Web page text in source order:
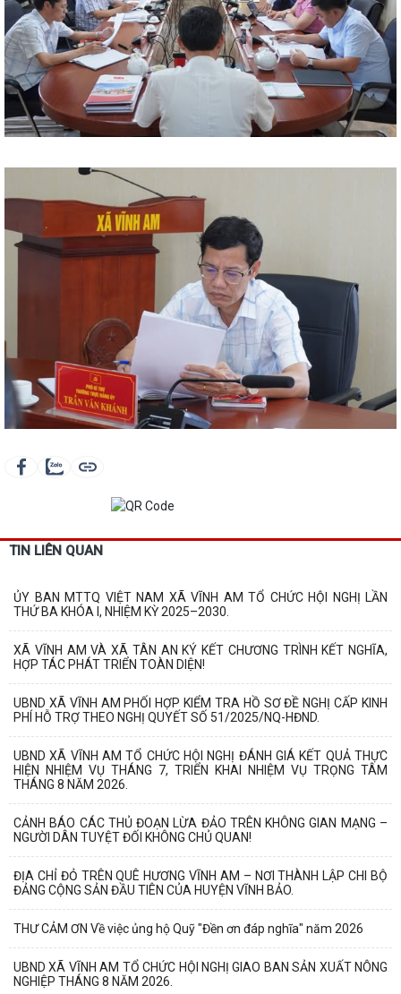
TIN LIÊN QUAN
ỦY BAN MTTQ VIỆT NAM XÃ VĨNH AM TỔ CHỨC HỘI NGHỊ LẦN
THỨ BA KHÓA I, NHIỆM KỲ 2025–2030.
XÃ VĨNH AM VÀ XÃ TÂN AN KÝ KẾT CHƯƠNG TRÌNH KẾT NGHĨA,
HỢP TÁC PHÁT TRIỂN TOÀN DIỆN!
UBND XÃ VĨNH AM PHỐI HỢP KIỂM TRA HỒ SƠ ĐỀ NGHỊ CẤP KINH
PHÍ HỖ TRỢ THEO NGHỊ QUYẾT SỐ 51/2025/NQ-HĐND.
UBND XÃ VĨNH AM TỔ CHỨC HỘI NGHỊ ĐÁNH GIÁ KẾT QUẢ THỰC
HIỆN NHIỆM VỤ THÁNG 7, TRIỂN KHAI NHIỆM VỤ TRỌNG TÂM
THÁNG 8 NĂM 2026.
CẢNH BÁO CÁC THỦ ĐOẠN LỪA ĐẢO TRÊN KHÔNG GIAN MẠNG –
NGƯỜI DÂN TUYỆT ĐỐI KHÔNG CHỦ QUAN!
ĐỊA CHỈ ĐỎ TRÊN QUÊ HƯƠNG VĨNH AM – NƠI THÀNH LẬP CHI BỘ
ĐẢNG CỘNG SẢN ĐẦU TIÊN CỦA HUYỆN VĨNH BẢO.
THƯ CẢM ƠN Về việc ủng hộ Quỹ "Đền ơn đáp nghĩa" năm 2026
UBND XÃ VĨNH AM TỔ CHỨC HỘI NGHỊ GIAO BAN SẢN XUẤT NÔNG
NGHIỆP THÁNG 8 NĂM 2026.